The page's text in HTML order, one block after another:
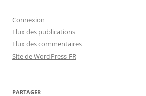
Connexion
Flux des publications
Flux des commentaires
Site de WordPress-FR
PARTAGER